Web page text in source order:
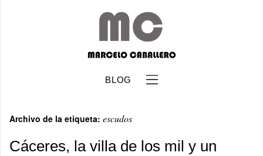
BLOG
Archivo de la etiqueta: escudos
Cáceres, la villa de los mil y un